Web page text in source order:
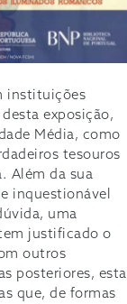
instituições
exposição,
Média, como
tesouros
Além da sua
inquestionável
uma
justificado o
outros
posteriores, esta
que, de formas